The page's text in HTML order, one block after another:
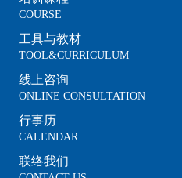
COURSE
工具与教材
TOOL&CURRICULUM
线上咨询
ONLINE CONSULTATION
行事历
CALENDAR
联络我们